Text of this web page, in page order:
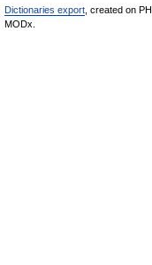
Dictionaries export , created on
MODx.